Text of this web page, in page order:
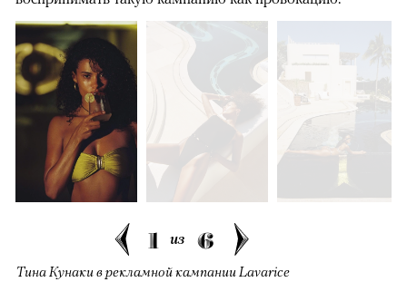
1 из 6
Тина Кунаки в рекламной кампании Lavarice